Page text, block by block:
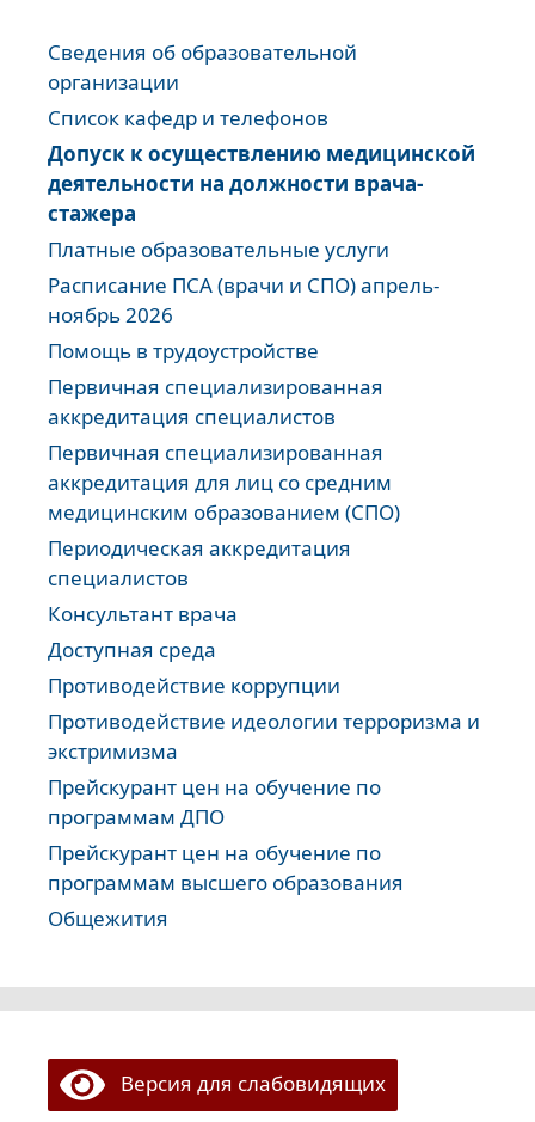
Сведения об образовательной
организации
Список кафедр и телефонов
Допуск к осуществлению медицинской
деятельности на должности врача-
стажера
Платные образовательные услуги
Расписание ПСА (врачи и СПО) апрель-
ноябрь 2026
Помощь в трудоустройстве
Первичная специализированная
аккредитация специалистов
Первичная специализированная
аккредитация для лиц со средним
медицинским образованием (СПО)
Периодическая аккредитация
специалистов
Консультант врача
Доступная среда
Противодействие коррупции
Противодействие идеологии терроризма и
экстримизма
Прейскурант цен на обучение по
программам ДПО
Прейскурант цен на обучение по
программам высшего образования
Общежития
Версия для слабовидящих